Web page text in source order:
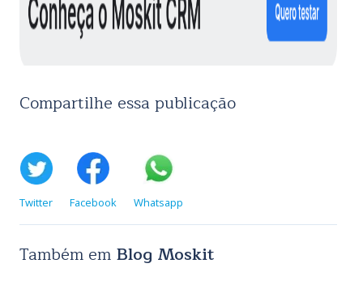
Compartilhe essa publicação
Twitter Facebook Whatsapp
Também em Blog Moskit